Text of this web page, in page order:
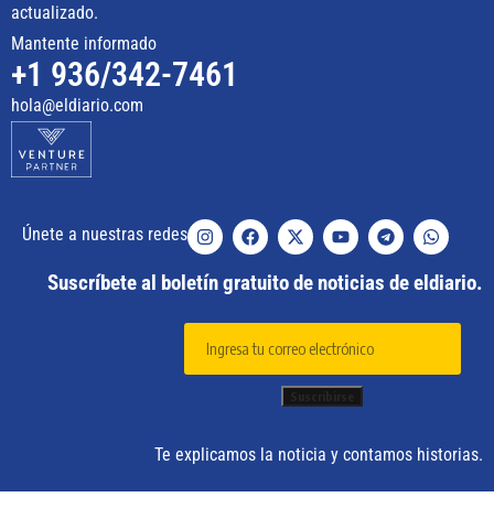
actualizado.
Mantente informado
+1 936/342-7461
hola@eldiario.com
Únete a nuestras redes
Suscríbete al boletín gratuito de noticias de eldiario.
Te explicamos la noticia y contamos historias.